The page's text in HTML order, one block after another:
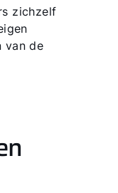
zichzelf
van de